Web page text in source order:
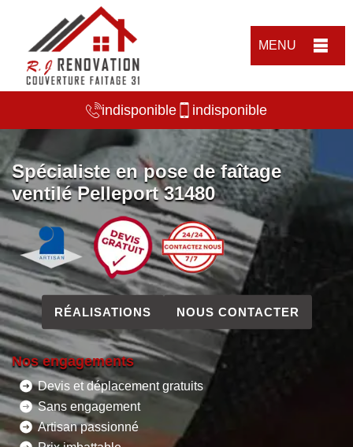
MENU
indisponible indisponible
Spécialiste en pose de faîtage
ventilé Pelleport 31480
RÉALISATIONS NOUS CONTACTER
Nos engagements
Devis et déplacement gratuits
Sans engagement
Artisan passionné